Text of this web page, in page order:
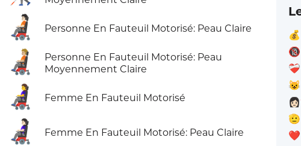
🧑🏻‍🦼 Personne En Fauteuil Motorisé: Peau Claire
🧑🏼‍🦼
Personne En Fauteuil Motorisé: Peau
Moyennement Claire
👩‍🦼 Femme En Fauteuil Motorisé
👩🏻‍🦼 Femme En Fauteuil Motorisé: Peau Claire
💰
🔞
❤️‍🩹
😺
🫡
❤️